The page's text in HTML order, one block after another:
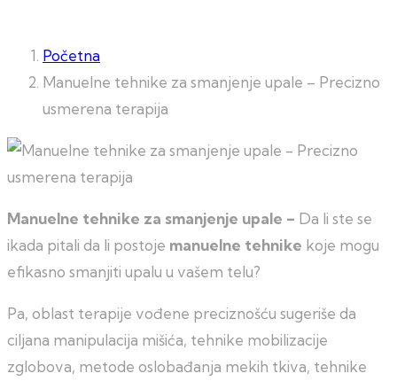
Početna
Manuelne tehnike za smanjenje upale – Precizno
usmerena terapija
Manuelne tehnike za smanjenje upale – Da li ste se
ikada pitali da li postoje manuelne tehnike koje mogu
efikasno smanjiti upalu u vašem telu?
Pa, oblast terapije vođene preciznošću sugeriše da
ciljana manipulacija mišića, tehnike mobilizacije
zglobova, metode oslobađanja mekih tkiva, tehnike